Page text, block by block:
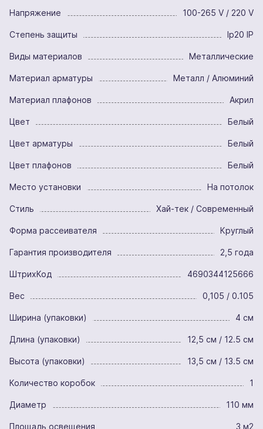
Напряжение 100-265 V / 220 V
Степень защиты Ip20 IP
Виды материалов Металлические
Материал арматуры Металл / Алюминий
Материал плафонов Акрил
Цвет Белый
Цвет арматуры Белый
Цвет плафонов Белый
Место установки На потолок
Стиль Хай-тек / Современный
Форма рассеивателя Круглый
Гарантия производителя 2,5 года
ШтрихКод 4690344125666
Вес 0,105 / 0.105
Ширина (упаковки) 4 см
Длина (упаковки) 12,5 см / 12.5 см
Высота (упаковки) 13,5 см / 13.5 см
Количество коробок 1
Диаметр 110 мм
Площадь освещения 3 м2